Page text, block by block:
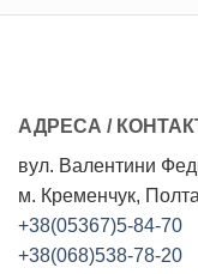
АДРЕСА /
вул. Валентини
м. Кременчук,
+38(05367)5-84-70
+38(068)538-78-20